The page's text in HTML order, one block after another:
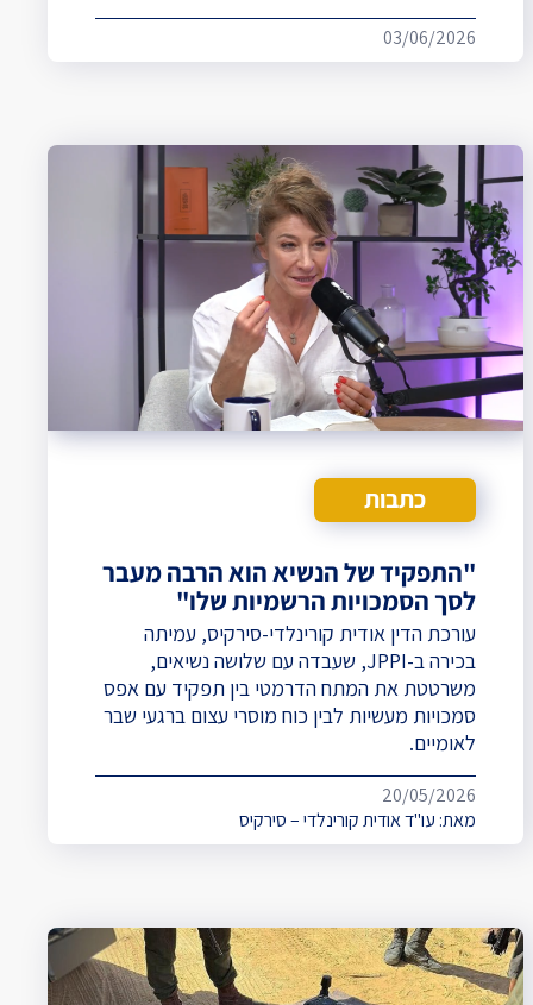
03/06/2026
כתבות
"התפקיד של הנשיא הוא הרבה מעבר
לסך הסמכויות הרשמיות שלו"
עורכת הדין אודית קורינלדי-סירקיס, עמיתה
בכירה ב-JPPI, שעבדה עם שלושה נשיאים,
משרטטת את המתח הדרמטי בין תפקיד עם אפס
סמכויות מעשיות לבין כוח מוסרי עצום ברגעי שבר
לאומיים.
20/05/2026
מאת: עו"ד אודית קורינלדי – סירקיס